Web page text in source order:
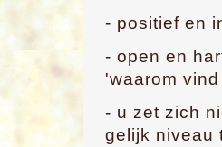
- positief en
- open en
'waarom
- u zet zich
gelijk niveau